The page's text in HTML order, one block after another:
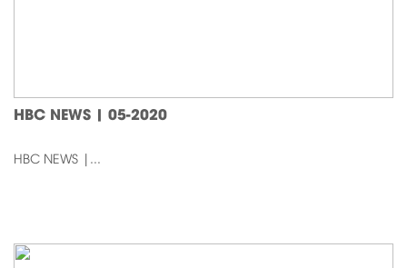
HBC NEWS | 05-2020
HBC NEWS |...